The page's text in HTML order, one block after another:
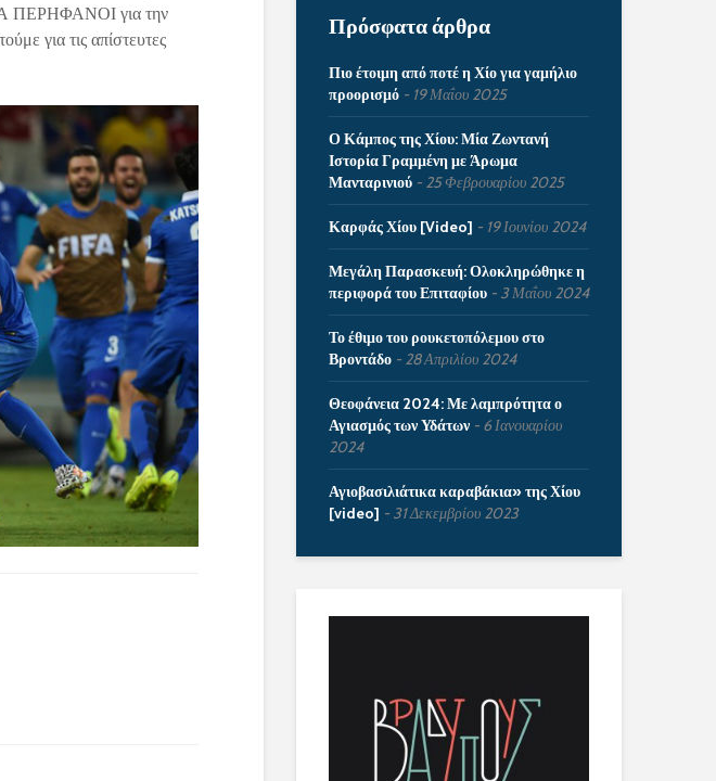
ΠΕΡΗΦΑΝΟΙ για την
για τις απίστευτες
Πρόσφατα άρθρα
Πιο έτοιμη από ποτέ η Χίο για γαμήλιο
προορισμό
19 Μαΐου 2025
Ο Κάμπος της Χίου: Μία Ζωντανή
Ιστορία Γραμμένη με Άρωμα
Μανταρινιού
25 Φεβρουαρίου 2025
Καρφάς Χίου [Video] 19 Ιουνίου 2024
Μεγάλη Παρασκευή: Ολοκληρώθηκε η
περιφορά του Επιταφίου
3 Μαΐου 2024
Το έθιμο του ρουκετοπόλεμου στο
Βροντάδο
28 Απριλίου 2024
Θεοφάνεια 2024: Με λαμπρότητα ο
Αγιασμός των Υδάτων
6 Ιανουαρίου
2024
Αγιοβασιλιάτικα καραβάκια» της Χίου
[video]
31 Δεκεμβρίου 2023